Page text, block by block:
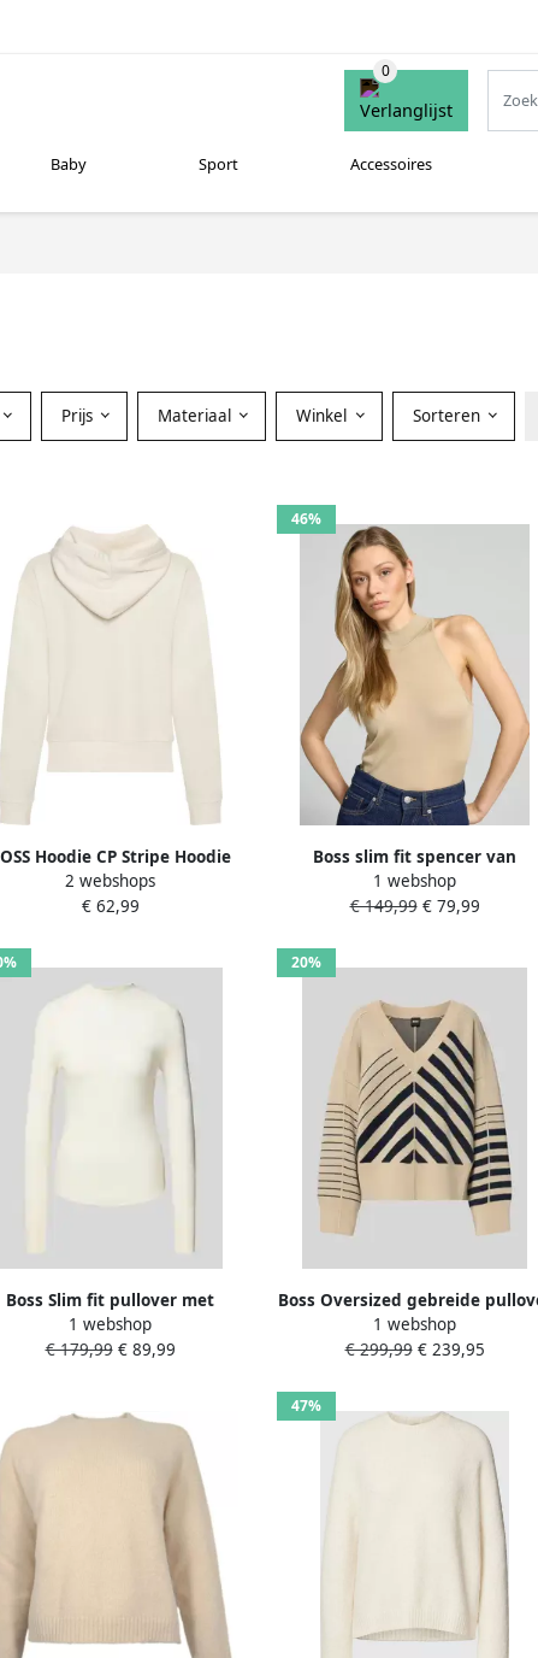
Baby Sport Accessoires
Prijs Materiaal Winkel Sorteren
Hoodie CP Stripe Hoodie
met contrastkleurige koord
2 webshops
€ 62,99
46%
Boss slim fit spencer van
lyocellmix en scheerwol model
'FARGHERITA'
1 webshop
€ 149,99€ 79,99
Boss Slim fit pullover met
van zuivere scheerwol
model 'FOLIORA'
1 webshop
€ 179,99€ 89,99
20%
Boss Oversized gebreide
van een mix van scheerwol en
kasjmier model 'FUDALI'
1 webshop
€ 299,99€ 239,95
47%